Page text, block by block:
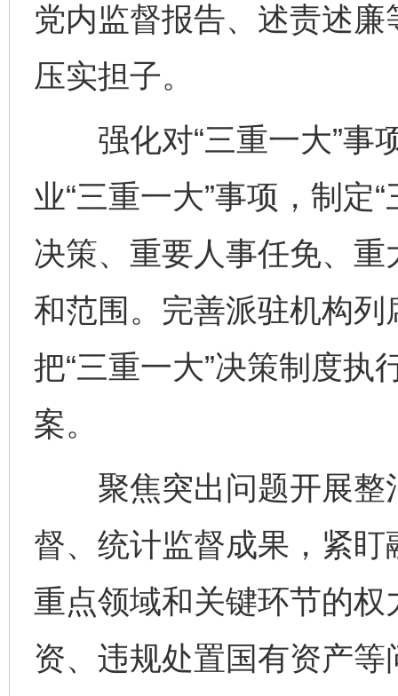
党内监督报告、述责述
压实担子。
强化对“三重一大”事
业“三重一大”事项，制定
决策、重要人事任免、
和范围。完善派驻机构
把“三重一大”决策制度执
案。
聚焦突出问题开展整
督、统计监督成果，紧
重点领域和关键环节的
资、违规处置国有资产